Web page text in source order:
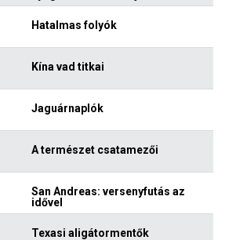
Hatalmas folyók
Kína vad titkai
Jaguárnaplók
A természet csatamezői
San Andreas: versenyfutás az
idővel
Texasi aligátormentők